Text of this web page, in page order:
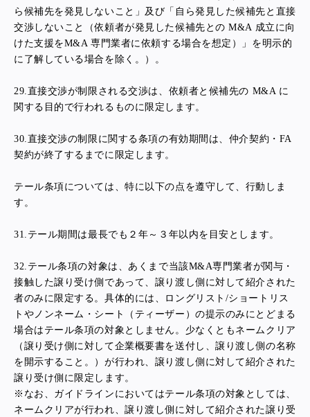
ら候補先を発見しないこと」及び「自ら発見した候補先と直接
交渉しないこと（依頼者が発見した候補先との M&A 成立に向
けた支援をM&A 専門業者に依頼する場合を想定）」を明示的
に了解している場合を除く。）。
29.直接交渉が制限される交渉は、依頼者と候補先の M&A に
関する目的で行われるものに限定します。
30.直接交渉の制限に関する条項の有効期間は、仲介契約・FA
契約が終了するまでに限定します。
テール条項については、特に以下の点を遵守して、行動しま
す。
31. テール期間は最長でも２年～３年以内を目安とします。
32. テール条項の対象は、あくまで当該M&A専門業者が関与・
接触した譲り受け側であって、譲り渡し側に対して紹介された
者のみに限定する。具体的には、ロングリスト/ショートリス
トやノンネーム・シート（ティーザー）の提示のみにとどまる
場合はテール条項の対象としません。少なくともネームクリア
（譲り受け側に対して企業概要書を送付し、譲り渡し側の名称
を開示すること。）が行われ、譲り渡し側に対して紹介された
譲り受け側に限定します。
※ なお、ガイドラインにおいてはテール条項の対象としては、
ネームクリアが行われ、譲り渡し側に対して紹介された譲り受